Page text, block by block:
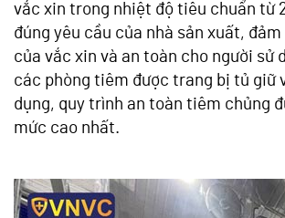
vắc xin trong nhiệt độ tiêu chuẩn từ
đúng yêu cầu của nhà sản xuất,
của vắc xin và an toàn cho người sử
các phòng tiêm được trang bị tủ giữ
dụng, quy trình an toàn tiêm chủng
mức cao nhất.